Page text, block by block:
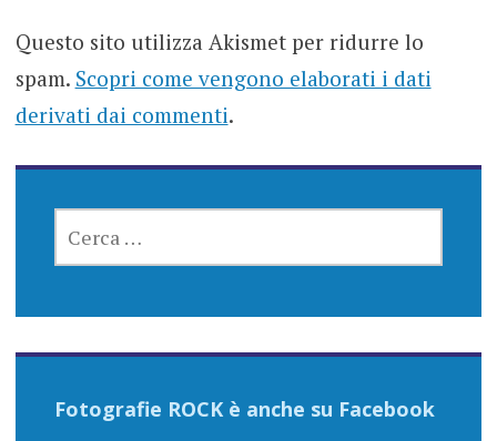
Questo sito utilizza Akismet per ridurre lo
spam. Scopri come vengono elaborati i dati
derivati dai commenti.
PER:
Fotografie ROCK è anche su Facebook